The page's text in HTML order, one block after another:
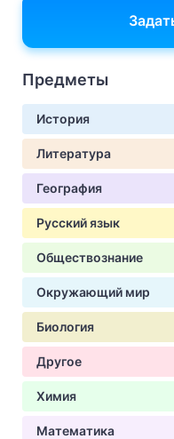
Предметы
История
Литература
География
Русский язык
Обществознание
Окружающий мир
Биология
Другое
Химия
Математика